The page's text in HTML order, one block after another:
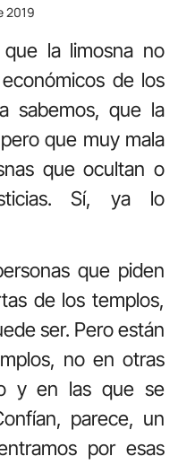
2019
la limosna no
de los
sabemos, que la
que muy mala
que ocultan o
Sí, ya lo
que piden
de los templos,
ser. Pero están
no en otras
y en las que se
parece, un
por esas